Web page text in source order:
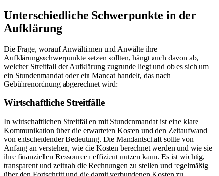
Unterschiedliche Schwerpunkte in der
Aufklärung
Die Frage, worauf Anwältinnen und Anwälte ihre
Aufklärungsschwerpunkte setzen sollten, hängt auch davon ab,
welcher Streitfall der Aufklärung zugrunde liegt und ob es sich um
ein Stundenmandat oder ein Mandat handelt, das nach
Gebührenordnung abgerechnet wird:
Wirtschaftliche Streitfälle
In wirtschaftlichen Streitfällen mit Stundenmandat ist eine klare
Kommunikation über die erwarteten Kosten und den Zeitaufwand
von entscheidender Bedeutung. Die Mandantschaft sollte von
Anfang an verstehen, wie die Kosten berechnet werden und wie sie
ihre finanziellen Ressourcen effizient nutzen kann. Es ist wichtig,
transparent und zeitnah die Rechnungen zu stellen und regelmäßig